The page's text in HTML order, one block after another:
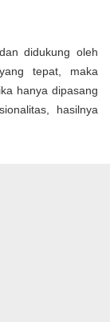
didukung oleh
tepat, maka
hanya dipasang
hasilnya